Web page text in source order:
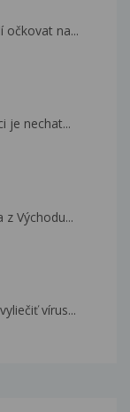
očkovat na...
je nechat...
Východu...
vírus...